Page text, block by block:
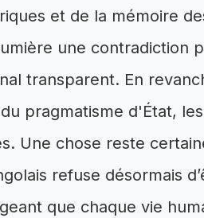
et de la mémoire
une contradiction
transparent. En
pragmatisme d'État,
Une chose reste
refuse désormais
que chaque vie